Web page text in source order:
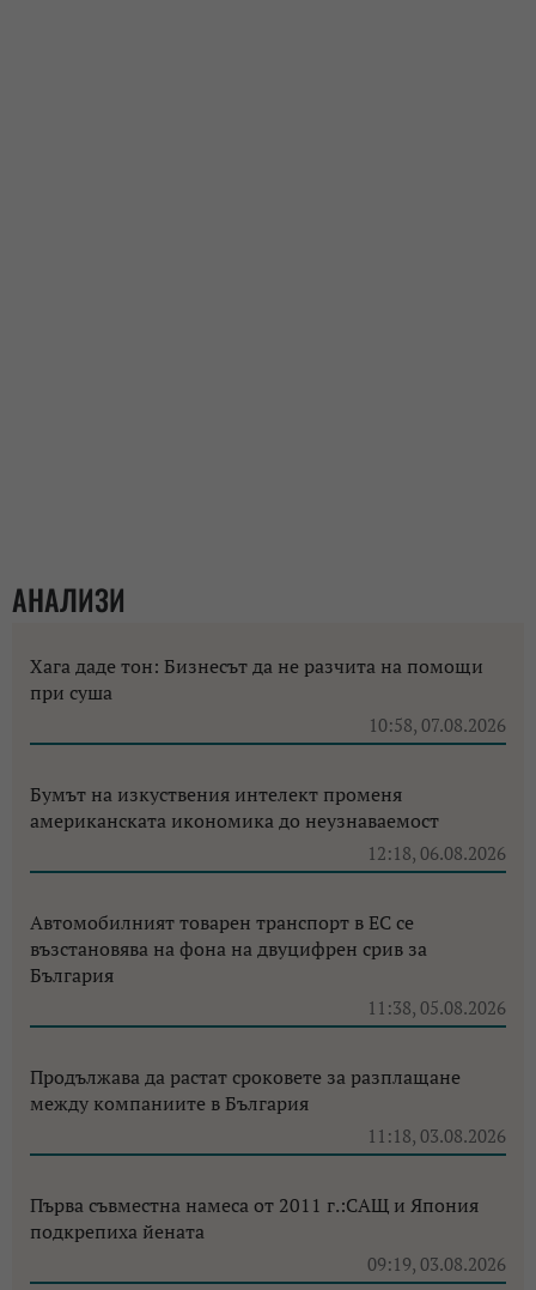
АНАЛИЗИ
Хага даде тон: Бизнесът да не разчита на помощи
при суша
10:58, 07.08.2026
Бумът на изкуствения интелект променя
американската икономика до неузнаваемост
12:18, 06.08.2026
Автомобилният товарен транспорт в ЕС се
възстановява на фона на двуцифрен срив за
България
11:38, 05.08.2026
Продължава да растат сроковете за разплащане
между компаниите в България
11:18, 03.08.2026
Първа съвместна намеса от 2011 г.:САЩ и Япония
подкрепиха йената
09:19, 03.08.2026